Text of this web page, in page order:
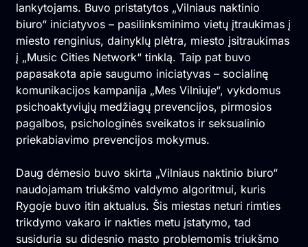
lankytojams. Buvo pristatytos „Vilniaus naktinio
biuro“ iniciatyvos – pasilinksminimo vietų įtraukimas į
miesto renginius, dainyklųplėtra, miesto įsitraukimas
į „Music Cities Network“tinklą. Taip pat buvo
papasakota apie saugumo iniciatyvas – socialinę
komunikacijos kampanija „Mes Vilniuje“, vykdomus
psichoaktyviųjų medžiagų prevencijos, pirmosios
pagalbos, psichologinės sveikatos ir seksualinio
priekabiavimo prevencijos mokymus.
Daug dėmesio buvo skirta „Vilniaus naktinio biuro“
naudojamam triukšmo valdymo algoritmui, kuris
Rygoje buvo itin aktualus. Šis miestas neturi rimties
trikdymo vakaro ir nakties metu įstatymo, tad
susiduria su didesnio masto problemomis triukšmo